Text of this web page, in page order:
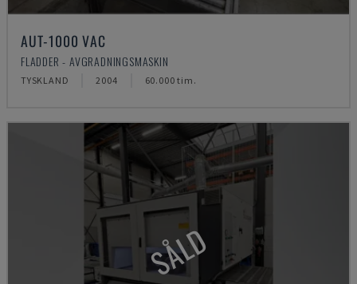
AUT-1000 VAC
FLADDER - AVGRADNINGSMASKIN
TYSKLAND 2004 60.000 tim.
SÅLD